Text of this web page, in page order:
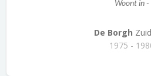
Woont in -
De Borgh
1975 -